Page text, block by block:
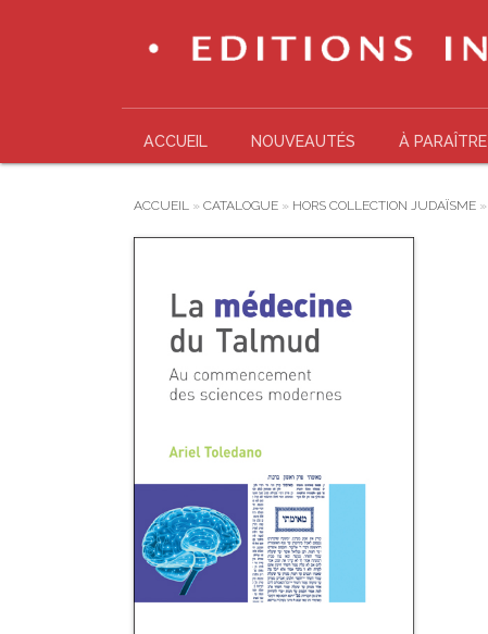
ACCUEIL NOUVEAUTÉS À PARAÎTRE
ACCUEIL »CATALOGUE » HORS COLLECTION JUDAÏSME »